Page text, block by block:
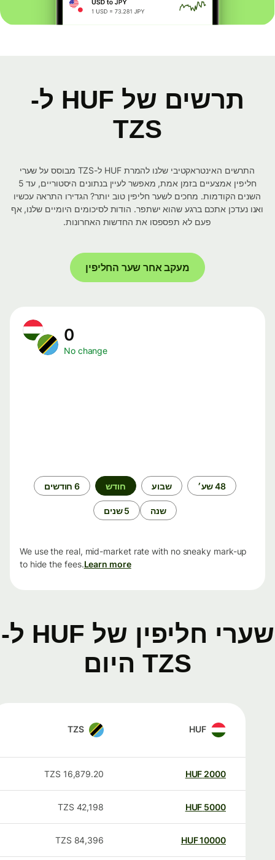
תרשים של HUF ל-
TZS
התרשים האינטראקטיבי שלנו להמרת HUF ל-TZS מבוסס על שערי
חליפין אמצעיים בזמן אמת, מאפשר לעיין בנתונים היסטוריים, עד 5
השנים הקודמות. מחכים לשער חליפין טוב יותר? הגדירו התראה עכשיו
ואנו נעדכן אתכם ברגע שהוא ישתפר. הודות לסיכומים היומיים שלנו, אף
פעם לא תפספסו את החדשות האחרונות.
מעקב אחר שער החליפין
No change
48 שע׳ שבוע חודש 6 חודשים
שנה 5 שנים
We use the real, mid-market rate with no sneaky mark-up
to hide the fees.Learn more
שערי חליפין של HUF ל-
TZS היום
HUF
TZS
2000
HUF
16,879.20
TZS
5000
HUF
42,198
TZS
10000
HUF
84,396
TZS